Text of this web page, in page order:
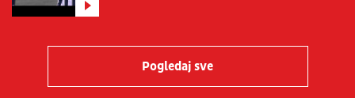
Pogledaj sve